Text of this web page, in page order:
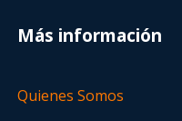
Más información
Quienes Somos